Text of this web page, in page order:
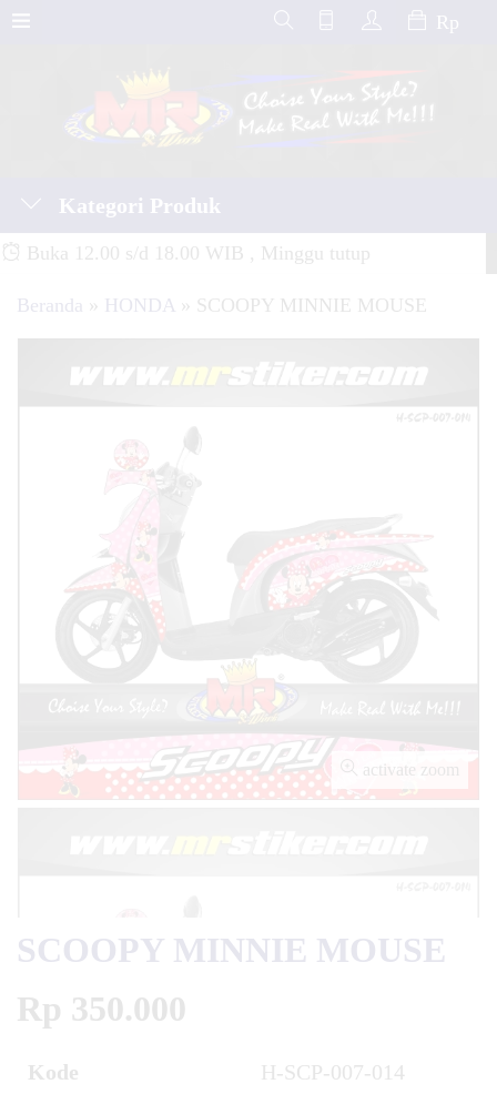
Rp
Kategori Produk
Buka 12.00 s/d 18.00 WIB , Minggu tutup
Beranda » HONDA » SCOOPY MINNIE MOUSE
activate zoom
SCOOPY MINNIE MOUSE
Rp 350.000
Kode H-SCP-007-014